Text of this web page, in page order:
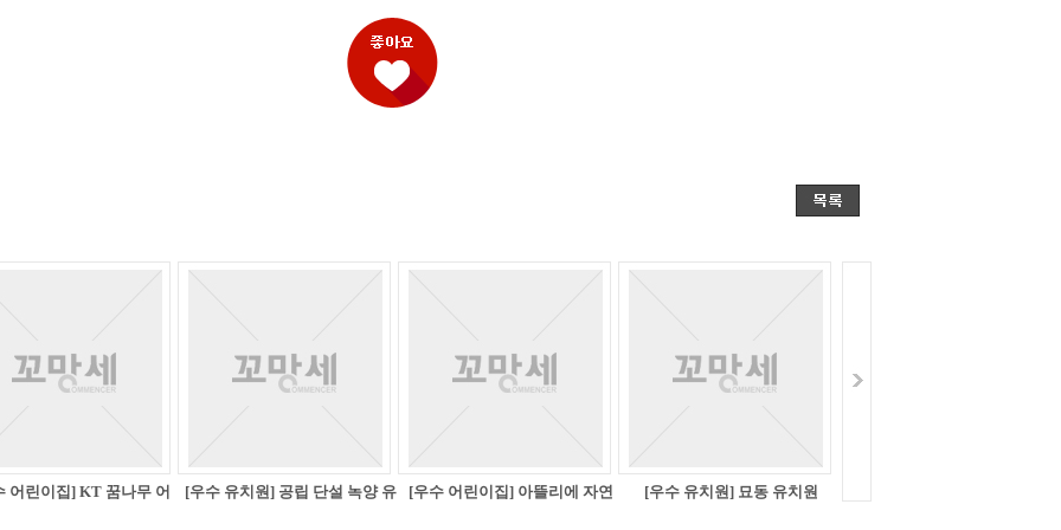
어린이집] KT 꿈나무 어
[우수 유치원] 공립 단설 녹양 유
[우수 어린이집] 아뜰리에 자연
[우수 유치원] 묘동 유치원